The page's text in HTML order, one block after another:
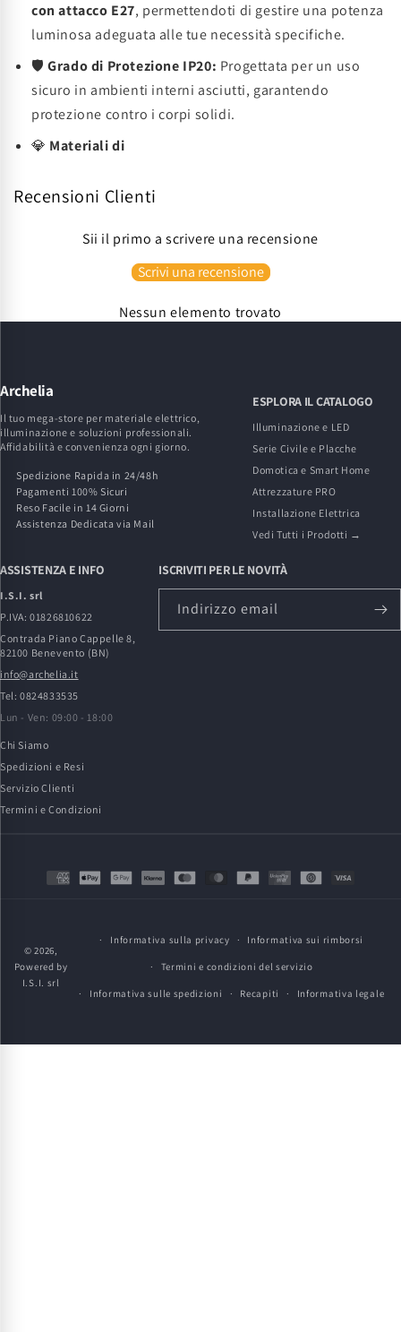
con attacco E27, permettendoti di gestire una potenza
luminosa adeguata alle tue necessità specifiche.
🛡️Grado di Protezione IP20: Progettata per un uso
sicuro in ambienti interni asciutti, garantendo
protezione contro i corpi solidi.
💎 Materiali di
Recensioni Clienti
Sii il primo a scrivere una recensione
Scrivi una recensione
Nessun elemento trovato
Archelia
Il tuo mega-store per materiale elettrico,
illuminazione e soluzioni professionali.
Affidabilità e convenienza ogni giorno.
Spedizione Rapida in 24/48h
Pagamenti 100% Sicuri
Reso Facile in 14 Giorni
Assistenza Dedicata via Mail
ESPLORA IL CATALOGO
Illuminazione e LED
Serie Civile e Placche
Domotica e Smart Home
Attrezzature PRO
Installazione Elettrica
Vedi Tutti i Prodotti →
ASSISTENZA E INFO
I.S.I. srl
P.IVA: 01826810622
Contrada Piano Cappelle 8,
82100 Benevento (BN)
info@archelia.it
Tel: 0824833535
Lun - Ven: 09:00 - 18:00
Chi Siamo
Spedizioni e Resi
Servizio Clienti
Termini e Condizioni
ISCRIVITI PER LE NOVITÀ
Indirizzo email
Metodi
© 2026,
Powered by
I.S.I. srl
Informativa sulla privacy Informativa sui rimborsi
Termini e condizioni del servizio
Informativa sulle spedizioni Recapiti Informativa legale